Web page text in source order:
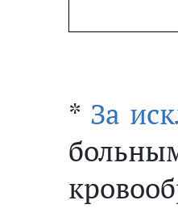
* За